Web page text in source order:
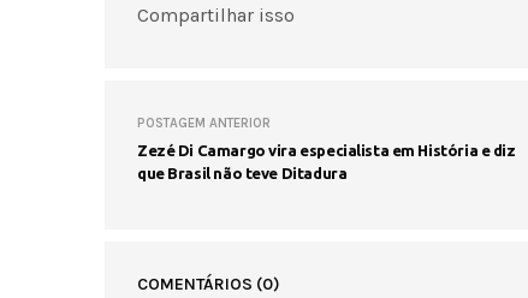
Compartilhar isso
POSTAGEM ANTERIOR
Zezé Di Camargo vira especialista em História e diz
que Brasil não teve Ditadura
COMENTÁRIOS (0)